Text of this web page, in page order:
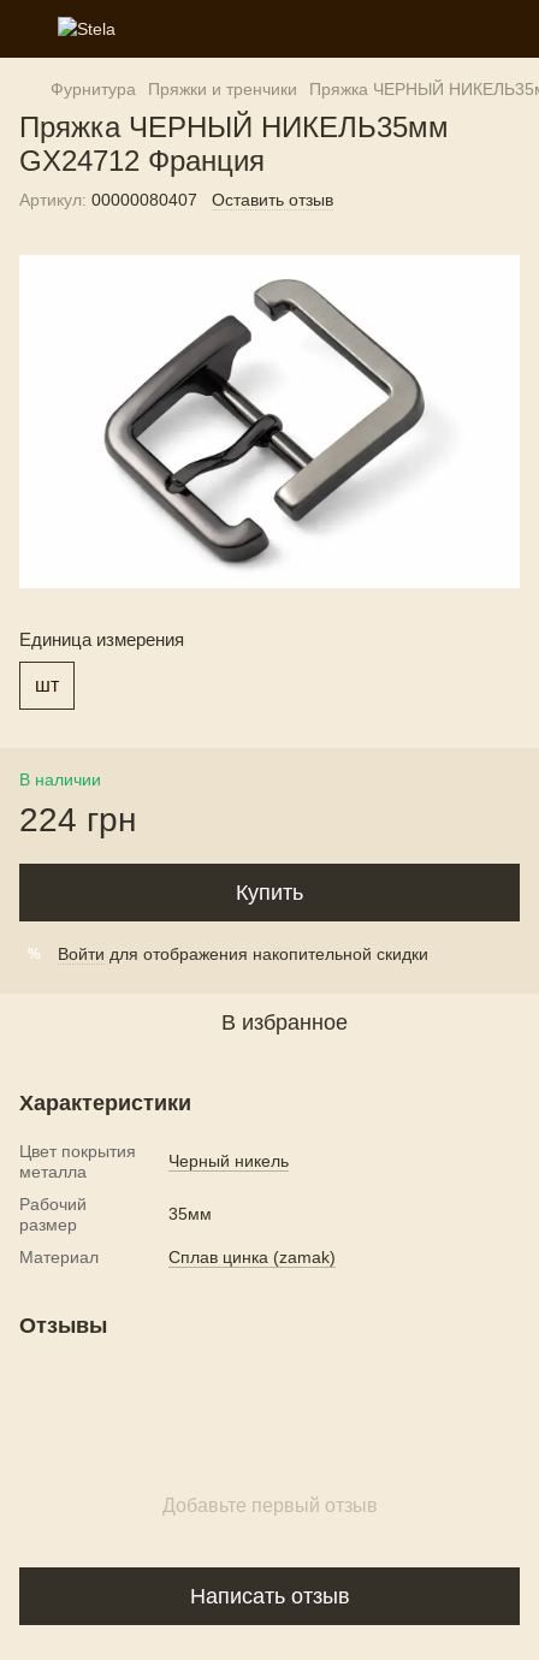
Фурнитура Пряжки и тренчики Пряжка ЧЕРНЫЙ
Пряжка ЧЕРНЫЙ НИКЕЛЬ35мм
GX24712 Франция
Артикул: 00000080407 Оставить отзыв
Единица измерения
шт
В наличии
224 грн
Купить
% Войти для отображения накопительной скидки
В избранное
Характеристики
Цвет покрытия
металла
Черный никель
Рабочий
размер
35мм
Материал Сплав цинка (zamak)
Отзывы
Добавьте первый отзыв
Написать отзыв